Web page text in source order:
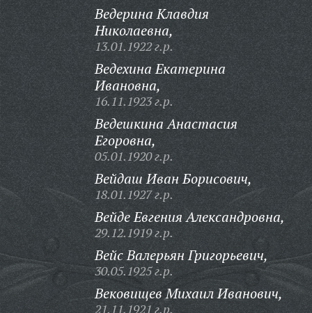
Ведерина Клавдия
Николаевна,
13.01.1922 г.р.
Ведехина Екатерина
Ивановна,
16.11.1923 г.р.
Ведешкина Анастасия
Егоровна,
05.01.1920 г.р.
Вейдаш Иван Борисович,
18.01.1927 г.р.
Вейде Евгения Александровна,
29.12.1919 г.р.
Вейс Валерьян Григорьевич,
30.05.1925 г.р.
Вековищев Михаил Иванович,
21.11.1921 г.р.